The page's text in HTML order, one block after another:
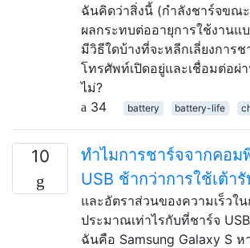
ฉันคิดว่าสิ่งนี้ (กำลังชาร์จขณ
ผลกระทบต่ออายุการใช้งานแ
มีวิธีใดบ้างที่จะหลีกเลี่ยงการ
โทรศัพท์เปิดอยู่และเชื่อมต่อผ่
ไม่?
34
battery battery-life
10
ทำไมการชาร์จจากคอม
USB ช้ากว่าการใช้เต้ารั
และอัตราส่วนของความเร็วใ
ประมาณเท่าไรกับที่ชาร์จ
ฉันคือ Samsung Galaxy S ห